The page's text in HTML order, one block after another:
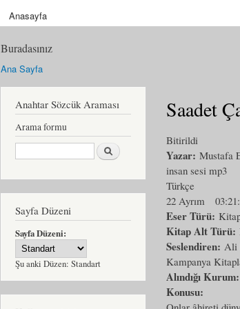
Anasayfa
Buradasınız
Ana Sayfa
Anahtar Sözcük Araması
Arama formu
Ara
Sayfa Düzeni
Sayfa Düzeni:
Şu anki Düzen: Standart
Saadet
Bitirildi
Yazar: Mustafa
insan sesi mp3
Türkçe
22 Ayrım
Eser Türü:
Kitap Alt Türü:
Seslendiren: Ali
Kampanya
Alındığı Kurum:
Konusu: